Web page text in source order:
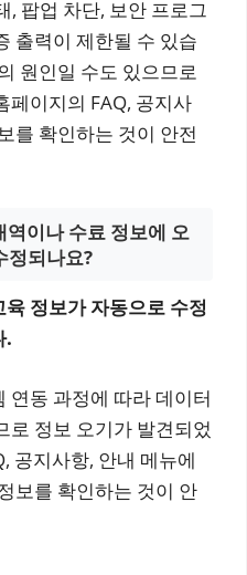
, 팝업 차단, 보안 프로그
출력이 제한될 수 있습
원인일 수도 있으므로
페이지의 FAQ, 공지사
를 확인하는 것이 안전
이나 수료 정보에 오
정되나요?
정보가 자동으로 수정
.
연동 과정에 따라 데이터
로 정보 오기가 발견되었
공지사항, 안내 메뉴에
보를 확인하는 것이 안